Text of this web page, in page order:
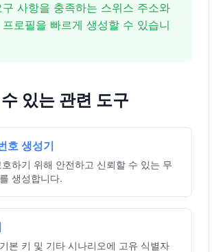
사항을 충족하는 스위스 주소와
로필을 빠르게 생성할 수 있습니
있는 관련 도구
호 생성기
하기 위해 안전하고 신뢰할 수 있는 무
생성합니다.
본 키 및 기타 시나리오에 고유 식별자